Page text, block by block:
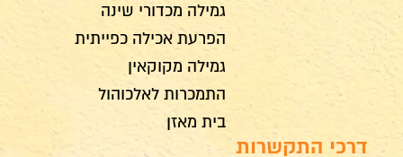
גמילה מכדורי שינה
הפרעת אכילה כפייתית
גמילה מקוקאין
התמכרות לאלכוהול
בית מאזן
דרכי התקשרות